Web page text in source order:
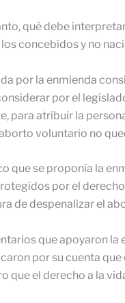
qué debe
los concebidos y no
por la enmienda
por el
para atribuir la
voluntario no
que se proponía la
por el
de despenalizar el
que apoyaron
por su cuenta
que el derecho a la